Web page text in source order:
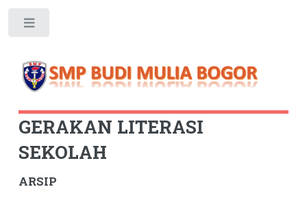
GERAKAN LITERASI
SEKOLAH
ARSIP